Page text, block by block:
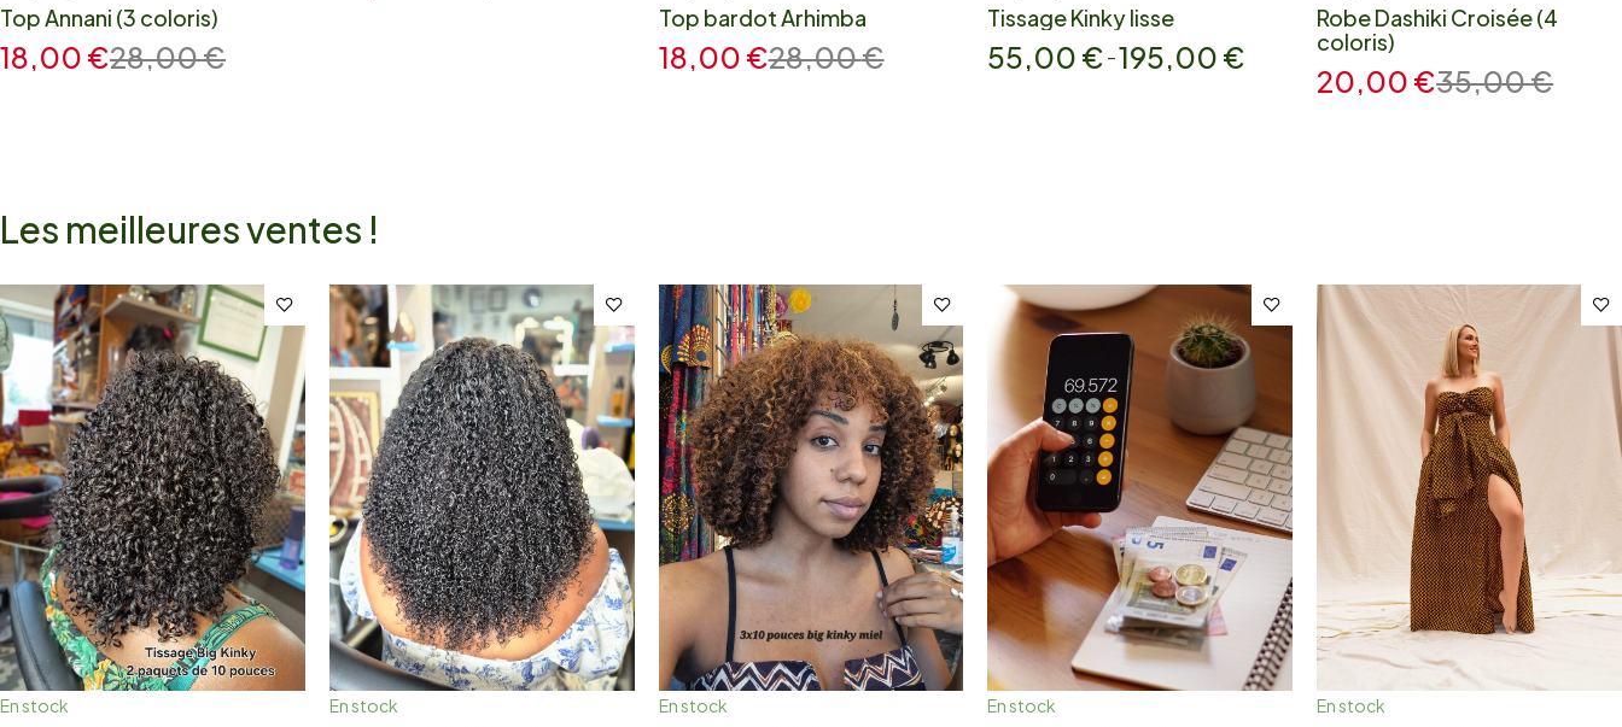
Top Annani (3 coloris)
28,00€
18,00 €
Top bardot Arhimba
28,00€
18,00 €
Tissage Kinky lisse
55,00 € –195,00 €
Robe Dashiki Croisée (4
coloris)
35,00€
20,00 €
Les meilleures ventes !
En stock
En stock
En stock
En stock
En stock